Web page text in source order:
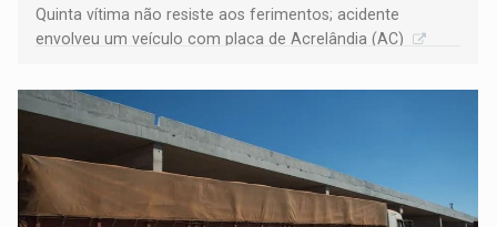
Quinta vítima não resiste aos ferimentos; acidente
envolveu um veículo com placa de Acrelândia (AC)